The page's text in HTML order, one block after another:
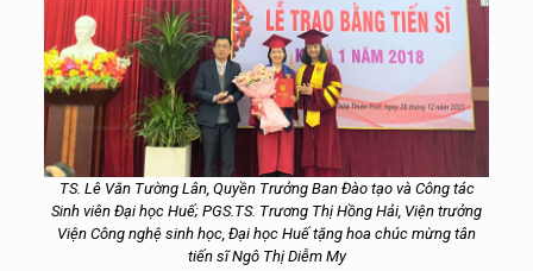
TS. Lê Văn Tường Lân, Quyền Trưởng Ban Đào tạo và Công tác
Sinh viên Đại học Huế; PGS.TS. Trương Thị Hồng Hải, Viện trưởng
Viện Công nghệ sinh học, Đại học Huế tặng hoa chúc mừng tân
tiến sĩ Ngô Thị Diễm My